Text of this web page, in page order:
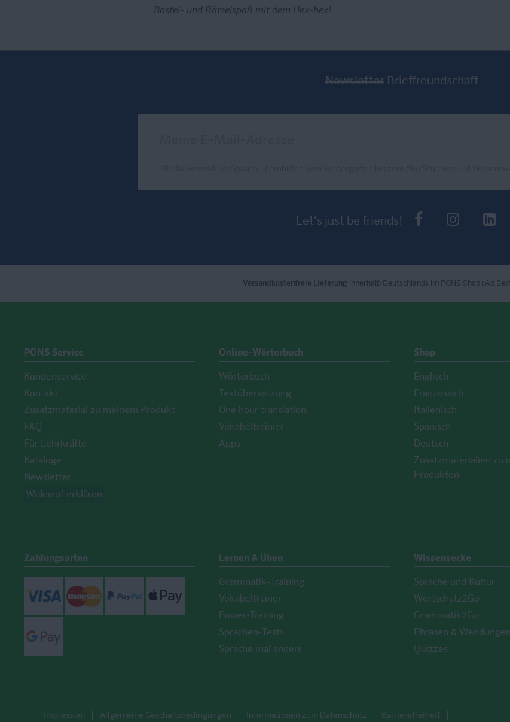
Bastel- und Rätselspaß mit dem Hex-hex!
Newsletter Brieffreundschaft
Let's just be friends! PONS bei
PONS
Versandkostenfreie Lieferung innerhalb Deutschlands im PONS Shop (Ab
PONS Service
Kundenservice
Kontakt
Zusatzmaterial zu meinem Produkt
FAQ
Für Lehrkräfte
Kataloge
Newsletter
Widerruf erklären
Online-Wörterbuch
Wörterbuch
Textübersetzung
One hour translation
Vokabeltrainier
Apps
Shop
Englisch
Französisch
Italienisch
Spanisch
Deutsch
Zusatzmaterialien zu
Produkten
Zahlungsarten
Mastercard
Lernen & Üben
Grammatik-Training
Vokabeltrainer
Power-Training
Sprachen-Tests
Sprache mal anders
Wissensecke
Sprache und Kultur
Wortschatz2Go
Grammatik2Go
Phrasen & Wendungen
Quizzes
Impressum Allgemeine Geschäftsbedingungen Informationen zum Datenschutz Barrierefreiheit